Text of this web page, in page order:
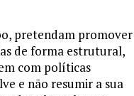
pretendam promover
de forma estrutural,
com políticas
e não resumir a sua